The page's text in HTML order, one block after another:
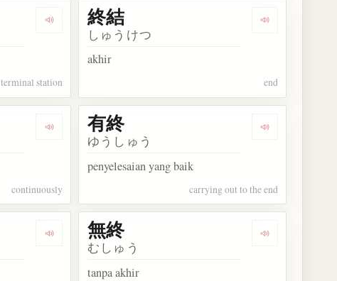
Dengarkan kosakata 終着駅
terminal station
Dengarkan
終結
しゅうけつ
akhir
end
Dengarkan kosakata 始終
continuously
Dengarkan
有終
ゆうしゅう
penyelesaian yang baik
carrying out to the end
Dengarkan kosakata 無始無終 Dengarkan
無終
むしゅう
tanpa akhir